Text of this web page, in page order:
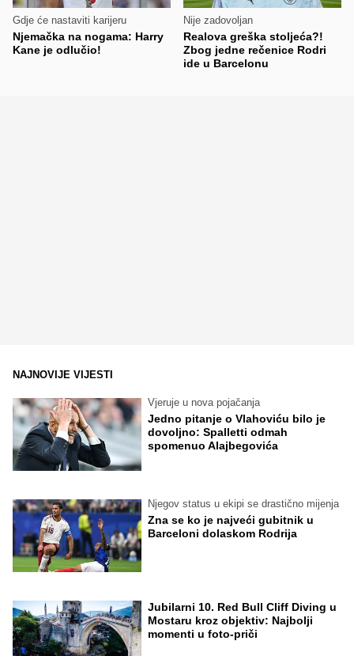
Gdje će nastaviti karijeru
Njemačka na nogama: Harry
Kane je odlučio!
Nije zadovoljan
Realova greška stoljeća?!
Zbog jedne rečenice Rodri
ide u Barcelonu
NAJNOVIJE VIJESTI
Vjeruje u nova pojačanja
Jedno pitanje o Vlahoviću bilo je
dovoljno: Spalletti odmah
spomenuo Alajbegovića
Njegov status u ekipi se drastično mijenja
Zna se ko je najveći gubitnik u
Barceloni dolaskom Rodrija
Jubilarni 10. Red Bull Cliff Diving u
Mostaru kroz objektiv: Najbolji
momenti u foto-priči